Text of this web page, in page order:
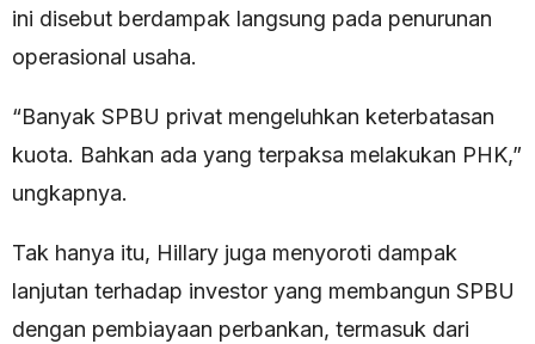
ini disebut berdampak langsung pada penurunan
operasional usaha.
“Banyak SPBU privat mengeluhkan keterbatasan
kuota. Bahkan ada yang terpaksa melakukan PHK,”
ungkapnya.
Tak hanya itu, Hillary juga menyoroti dampak
lanjutan terhadap investor yang membangun SPBU
dengan pembiayaan perbankan, termasuk dari